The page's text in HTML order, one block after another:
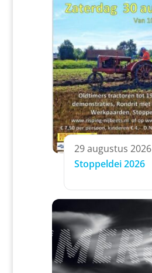
29 augustus 2026
Stoppeldei 2026